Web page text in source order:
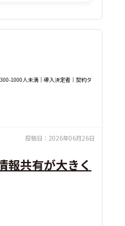
1000人未満｜導入決定者｜契約タ
投稿日： 2026年06月26日
報共有が大きく